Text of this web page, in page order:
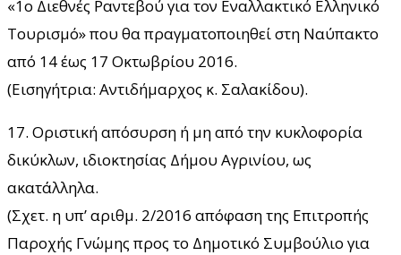
«1ο Διεθνές Ραντεβού για τον Εναλλακτικό Ελληνικό
Τουρισμό» που θα πραγματοποιηθεί στη Ναύπακτο
από 14 έως 17 Οκτωβρίου 2016.
(Εισηγήτρια: Αντιδήμαρχος κ. Σαλακίδου).
17. Οριστική απόσυρση ή μη από την κυκλοφορία
δικύκλων, ιδιοκτησίας Δήμου Αγρινίου, ως
ακατάλληλα.
(Σχετ. η υπ’ αριθμ. 2/2016 απόφαση της Επιτροπής
Παροχής Γνώμης προς το Δημοτικό Συμβούλιο για